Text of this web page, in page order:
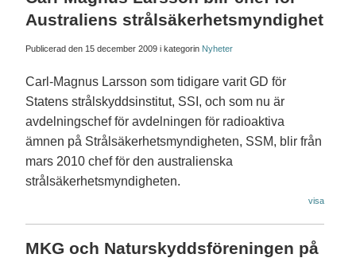
Australiens strålsäkerhetsmyndighet
Publicerad den 15 december 2009 i kategorin Nyheter
Carl-Magnus Larsson som tidigare varit GD för
Statens strålskyddsinstitut, SSI, och som nu är
avdelningschef för avdelningen för radioaktiva
ämnen på Strålsäkerhetsmyndigheten, SSM, blir från
mars 2010 chef för den australienska
strålsäkerhetsmyndigheten.
visa
MKG och Naturskyddsföreningen på